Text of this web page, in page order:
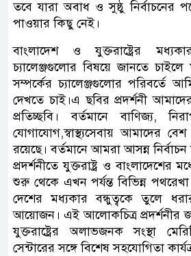
তবে যারা অবাধ ও সুষ্ঠু নির্বাচনের
পাওয়ার কিছু নেই।
বাংলাদেশ ও যুক্তরাষ্ট্রের
চ্যালেঞ্জগুলোর বিষয়ে জানতে চাইলে
সম্পর্কের চ্যালেঞ্জগুলোর পরিবর্তে
দেখতে চাই।এ ছবির প্রদর্শনী
প্রতিচ্ছবি। বর্তমানে বাণিজ্য,
যোগাযোগ,স্বাস্থ্যসেবায় আমাদের বেশ
রয়েছে। বর্তমানে আমরা আসন্ন
প্রদর্শনীতে যুক্তরাষ্ট্র ও বাংলাদেশের
শুরু থেকে এখন পর্যন্ত বিভিন্ন
দেশের মধ্যকার বন্ধুত্বকে তুলে
আয়োজন। এই আলোকচিত্র প্রদর্শনীর
যুক্তরাষ্ট্রের অলাভজনক সংস্থা
সেন্টারের সঙ্গে বিশেষ সহযোগিতা